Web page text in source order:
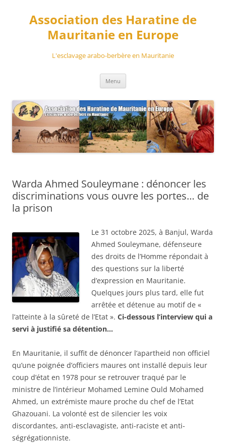
contenuAssociation des Haratine de
Mauritanie en Europe
L'esclavage arabo-berbère en Mauritanie
Menu
Warda Ahmed Souleymane : dénoncer les
discriminations vous ouvre les portes… de
la prison
Le 31 octobre 2025, à Banjul, Warda
Ahmed Souleymane, défenseure
des droits de l’Homme répondait à
des questions sur la liberté
d’expression en Mauritanie.
Quelques jours plus tard, elle fut
arrêtée et détenue au motif de «
l’atteinte à la sûreté de l’Etat ». Ci-dessous l’interview qui a
servi à justifié sa détention…
En Mauritanie, il suffit de dénoncer l’apartheid non officiel
qu’une poignée d’officiers maures ont installé depuis leur
coup d’état en 1978 pour se retrouver traqué par le
ministre de l’intérieur Mohamed Lemine Ould Mohamed
Ahmed, un extrémiste maure proche du chef de l’Etat
Ghazouani. La volonté est de silencier les voix
discordantes, anti-esclavagiste, anti-raciste et anti-
ségrégationniste.